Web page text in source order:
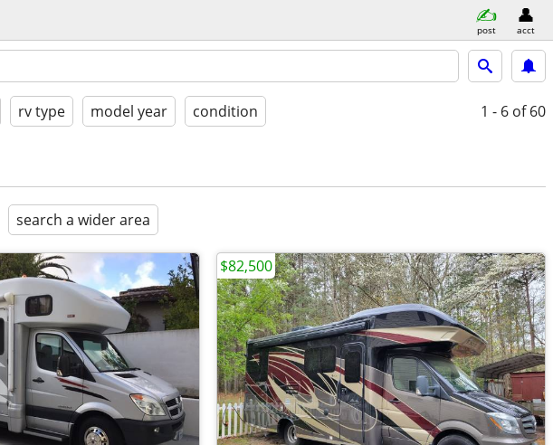
post acct
rv type model year condition 1 - 6 of 60
search a wider area
$82,500